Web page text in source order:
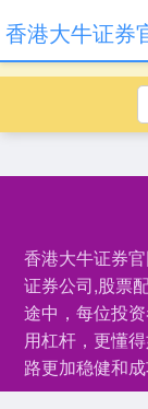
香港大牛证券
证券公司,股票
途中，每位投
用杠杆，更懂
路更加稳健和成
香港大牛证券